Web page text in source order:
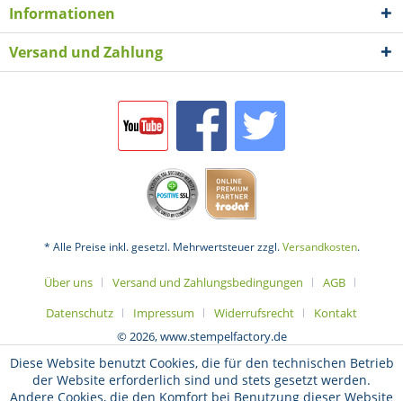
Informationen
Versand und Zahlung
* Alle Preise inkl. gesetzl. Mehrwertsteuer zzgl.Versandkosten.
Über uns Versand und Zahlungsbedingungen
AGB
Datenschutz
Impressum Widerrufsrecht
Kontakt
© 2026, www.stempelfactory.de
Diese Website benutzt Cookies, die für den technischen Betrieb
der Website erforderlich sind und stets gesetzt werden.
Andere Cookies, die den Komfort bei Benutzung dieser Website